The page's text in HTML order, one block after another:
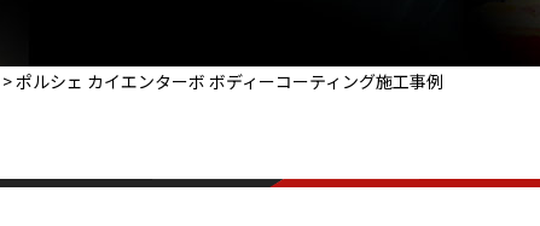
>ポルシェ カイエンターボ ボディーコーティング施工事例